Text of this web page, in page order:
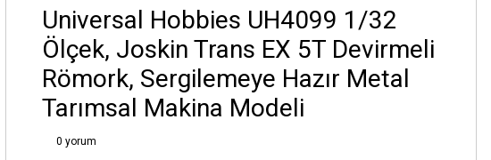
Universal Hobbies UH4099 1/32
Ölçek, Joskin Trans EX 5T Devirmeli
Römork, Sergilemeye Hazır Metal
Tarımsal Makina Modeli
0 yorum